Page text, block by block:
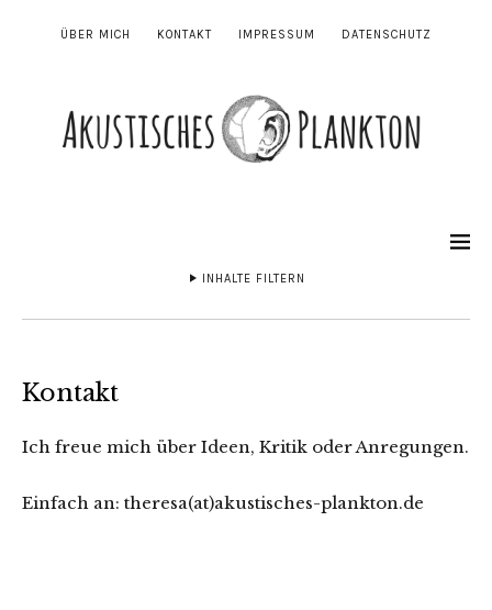
ÜBER MICH KONTAKT IMPRESSUM DATENSCHUTZ
INHALTE FILTERN
Kontakt
Ich freue mich über Ideen, Kritik oder Anregungen.
Einfach an: theresa(at)akustisches-plankton.de